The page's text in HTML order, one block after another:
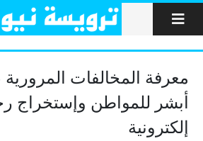
التخطي إلى المحتوى
معرفة المخالفات
أبشر للمواطن وإستخراج
إلكترونية